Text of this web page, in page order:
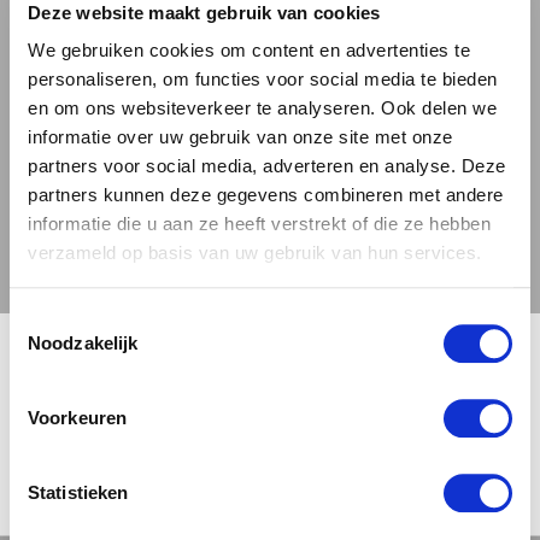
Deze website maakt gebruik van cookies
We gebruiken cookies om content en advertenties te
personaliseren, om functies voor social media te bieden
en om ons websiteverkeer te analyseren. Ook delen we
informatie over uw gebruik van onze site met onze
partners voor social media, adverteren en analyse. Deze
partners kunnen deze gegevens combineren met andere
informatie die u aan ze heeft verstrekt of die ze hebben
verzameld op basis van uw gebruik van hun services.
Toestemmingsselectie
Noodzakelijk
Voorkeuren
Statistieken
hoppig van smaak, met een licht zurige
ondertoon die het een verfrissend karakter
geeft. Dit maakt Heuvelke tot een bier dat je
smaakpapillen prikkelt en je uitnodigt om nog
een slok te nemen. Het is een bier dat goed
samengaat met een verscheidenheid aan
gerechten, van salades tot kip en gevogelte,
van witvis tot jonge en romige kazen. Ook bij
uitstekend tot zijn recht.
Een bier dat je uitnodigt om te relaxen en te
🍺 LEEFDTIJDSCHECK 🍺
Je moet 18 jaar of ouder zijn om deze site te bezoeken.
JA, IK BEN 18 JAAR OF OUDER NEE